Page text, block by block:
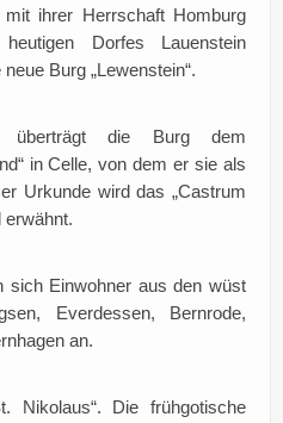
ihrer Herrschaft Homburg
Dorfes Lauenstein
Burg „Lewenstein“.
überträgt die Burg dem
in Celle, von dem er sie als
Urkunde wird das „Castrum
erwähnt.
sich Einwohner aus den wüst
Everdessen, Bernrode,
an.
Nikolaus“. Die frühgotische